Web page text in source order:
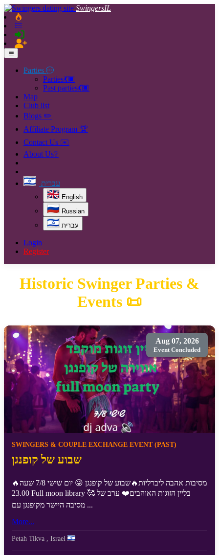
SwingersIL
Parties
Parties💃🏿
Past parties💃🏿
Map
Club list
Blogs ✏️
Affiliate Program 🏆
Contact Us ✉️
About Us❔
עברית
English
Russian
עברית
Login
Register
Historic Swinger Parties &
Events 📜
Aug 07, 2026
Event Concluded
SWINGERS & COUPLE EXCHANGE EVENT (PAST)
שבוע של קופנגן
🔥מסיבות אהבה ליברליות🔥שבוע של קופנגן 😜 יום שישי 7/8 שעה
23.00 Full moon library 🥰 בליין הזוגות האוהבים❤️ ערב של
מסיבה היישר מקופנגן עם ...
More...
Petah Tikva , Israel